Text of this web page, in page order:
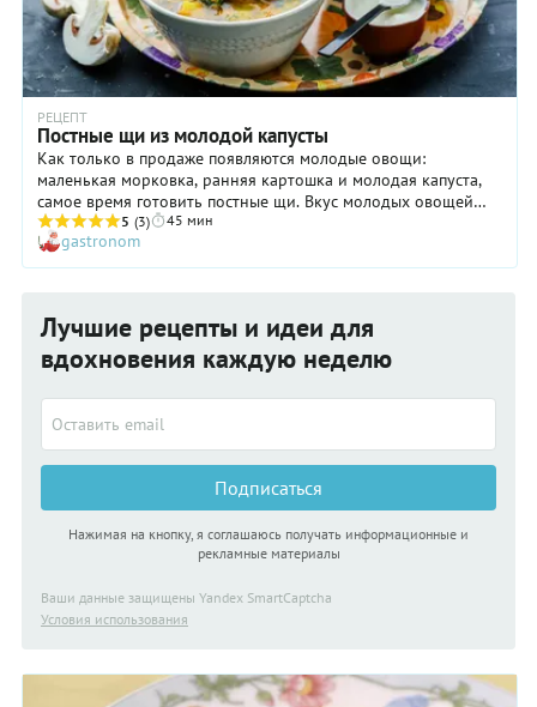
РЕЦЕПТ
Постные щи из молодой капусты
Как только в продаже появляются молодые овощи:
маленькая морковка, ранняя картошка и молодая капуста,
самое время готовить постные щи. Вкус молодых овощей
настолько хорош, что не обязательно добавлять в щи мясо.
Не забудьте о свежем укропе, он идеально сочетается со
щами.
5 (3) 45 мин
gastronom
Лучшие рецепты и идеи для
вдохновения каждую неделю
Подписаться
Нажимая на кнопку, я соглашаюсь получать информационные и
рекламные материалы
Ваши данные защищены Yandex SmartCaptcha
Условия использования